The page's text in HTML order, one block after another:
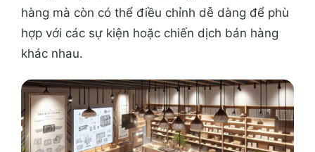
hàng mà còn có thể điều chỉnh dễ dàng để phù
hợp với các sự kiện hoặc chiến dịch bán hàng
khác nhau.